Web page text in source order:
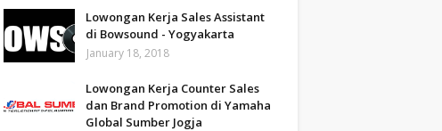
Lowongan Kerja Sales Assistant
di Bowsound - Yogyakarta
January 18, 2018
Lowongan Kerja Counter Sales
dan Brand Promotion di Yamaha
Global Sumber Jogja